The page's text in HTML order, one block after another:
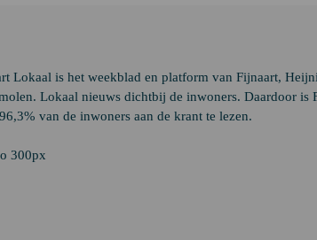
Lokaal is het weekblad en platform van Fijnaart,
Lokaal nieuws dichtbij de inwoners. Daardoor is
van de inwoners aan de krant te lezen.